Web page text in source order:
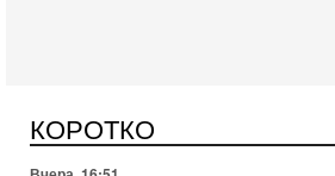
КОРОТКО
В эфире телеканала ITON-TV
ЦАХАЛа в отставке, писатель,
Ведет программу Александр Гур-Арье.